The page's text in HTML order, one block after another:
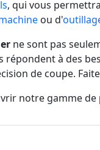
, qui vous
ou d'
ne sont pas
répondent à des
de coupe.
notre gamme